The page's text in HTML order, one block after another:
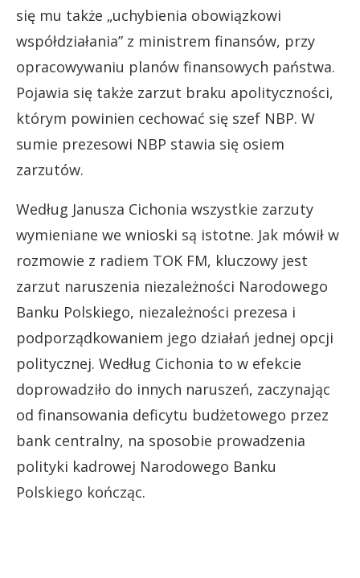
się mu także „uchybienia obowiązkowi
współdziałania” z ministrem finansów, przy
opracowywaniu planów finansowych państwa.
Pojawia się także zarzut braku apolityczności,
którym powinien cechować się szef NBP. W
sumie prezesowi NBP stawia się osiem
zarzutów.
Według Janusza Cichonia wszystkie zarzuty
wymieniane we wnioski są istotne. Jak mówił w
rozmowie z radiem TOK FM, kluczowy jest
zarzut naruszenia niezależności Narodowego
Banku Polskiego, niezależności prezesa i
podporządkowaniem jego działań jednej opcji
politycznej. Według Cichonia to w efekcie
doprowadziło do innych naruszeń, zaczynając
od finansowania deficytu budżetowego przez
bank centralny, na sposobie prowadzenia
polityki kadrowej Narodowego Banku
Polskiego kończąc.